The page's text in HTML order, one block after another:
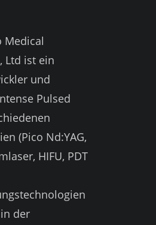
Medical
Ltd ist ein
und
Pulsed
(Pico Nd:YAG,
HIFU, PDT
der